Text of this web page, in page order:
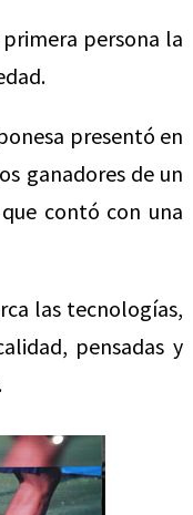
persona la
presentó en
ganadores de un
contó con una
las tecnologías,
pensadas y